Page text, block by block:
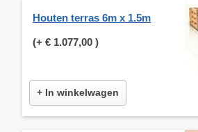
Houten terras 6m x 1.5m
(+ € 1.077,00 )
+ In winkelwagen